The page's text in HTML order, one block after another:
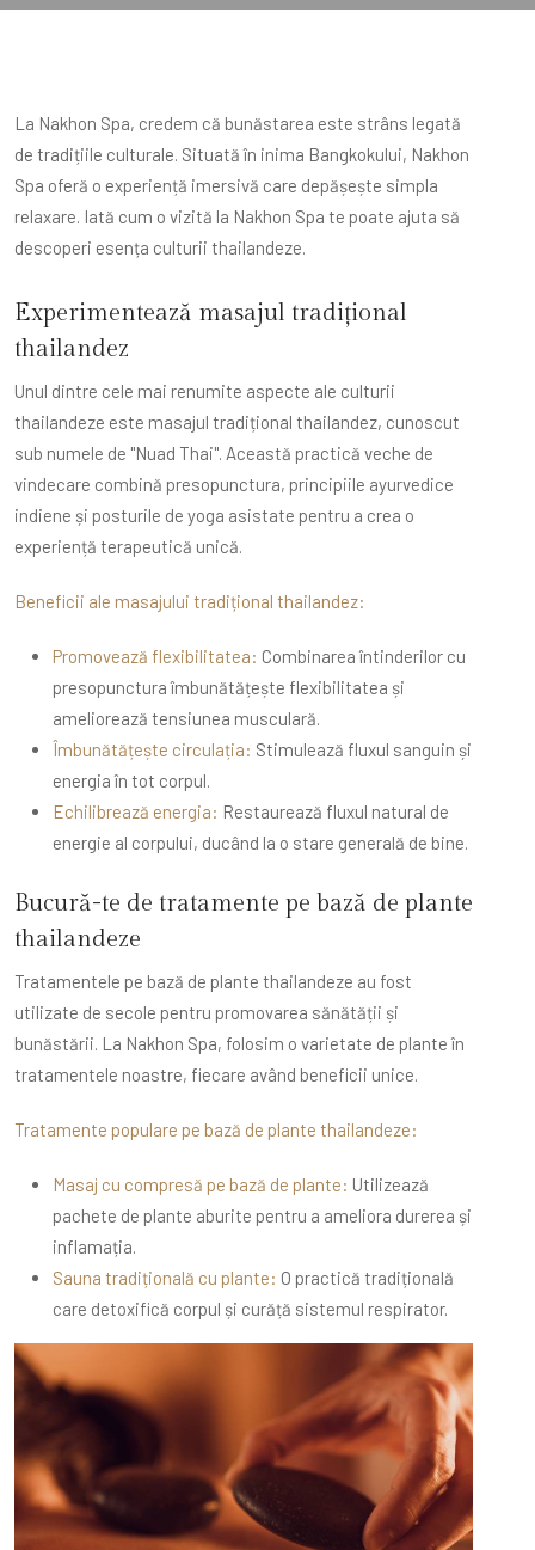
La Nakhon Spa, credem că bunăstarea este strâns legată
de tradițiile culturale. Situată în inima Bangkokului, Nakhon
Spa oferă o experiență imersivă care depășește simpla
relaxare. Iată cum o vizită la Nakhon Spa te poate ajuta să
descoperi esența culturii thailandeze.
Experimentează masajul tradițional
thailandez
Unul dintre cele mai renumite aspecte ale culturii
thailandeze este masajul tradițional thailandez, cunoscut
sub numele de "Nuad Thai". Această practică veche de
vindecare combină presopunctura, principiile ayurvedice
indiene și posturile de yoga asistate pentru a crea o
experiență terapeutică unică.
Beneficii ale masajului tradițional thailandez:
Promovează flexibilitatea: Combinarea întinderilor cu
presopunctura îmbunătățește flexibilitatea și
ameliorează tensiunea musculară.
Îmbunătățește circulația: Stimulează fluxul sanguin și
energia în tot corpul.
Echilibrează energia: Restaurează fluxul natural de
energie al corpului, ducând la o stare generală de bine.
Bucură-te de tratamente pe bază de plante
thailandeze
Tratamentele pe bază de plante thailandeze au fost
utilizate de secole pentru promovarea sănătății și
bunăstării. La Nakhon Spa, folosim o varietate de plante în
tratamentele noastre, fiecare având beneficii unice.
Tratamente populare pe bază de plante thailandeze:
Masaj cu compresă pe bază de plante: Utilizează
pachete de plante aburite pentru a ameliora durerea și
inflamația.
Sauna tradițională cu plante: O practică tradițională
care detoxifică corpul și curăță sistemul respirator.